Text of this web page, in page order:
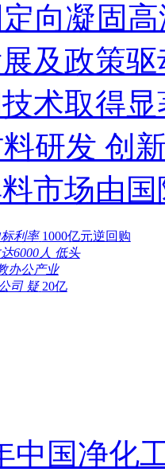
向凝固
及政策
术取得
研发 创
市场由
利率 1000亿元逆回购
6000人 低头
办公产业
司 疑 20亿
中国净化